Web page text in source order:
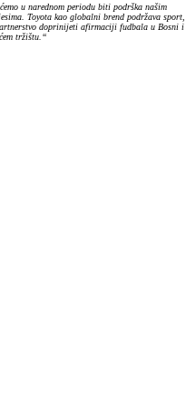
u narednom periodu biti podrška našim
Toyota kao globalni brend podržava sport,
doprinijeti afirmaciji fudbala u Bosni i
tržištu.“